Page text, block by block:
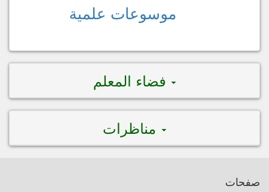
موسوعات علمية
فضاء المعلم
مناظرات
صفحات